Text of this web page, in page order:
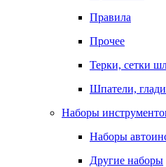
Правила
Прочее
Терки, сетки
Шпатели,
Наборы
Наборы
Другие наборы